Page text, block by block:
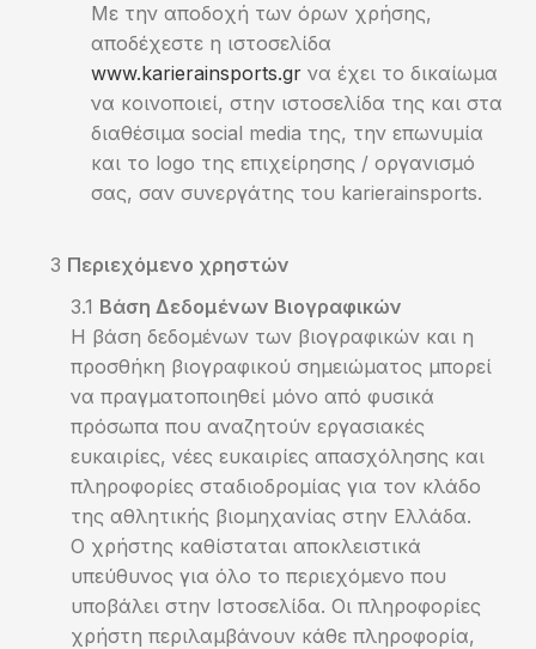
Με την αποδοχή των όρων χρήσης,
αποδέχεστε η ιστοσελίδα
www.karierainsports.gr να έχει το δικαίωμα
να κοινοποιεί, στην ιστοσελίδα της και στα
διαθέσιμα social media της, την επωνυμία
και το logo της επιχείρησης / οργανισμό
σας, σαν συνεργάτης του karierainsports.
Περιεχόμενο χρηστών
Βάση Δεδομένων Βιογραφικών
Η βάση δεδομένων των βιογραφικών και η
προσθήκη βιογραφικού σημειώματος μπορεί
να πραγματοποιηθεί μόνο από φυσικά
πρόσωπα που αναζητούν εργασιακές
ευκαιρίες, νέες ευκαιρίες απασχόλησης και
πληροφορίες σταδιοδρομίας για τον κλάδο
της αθλητικής βιομηχανίας στην Ελλάδα.
Ο χρήστης καθίσταται αποκλειστικά
υπεύθυνος για όλο το περιεχόμενο που
υποβάλει στην Ιστοσελίδα. Οι πληροφορίες
χρήστη περιλαμβάνουν κάθε πληροφορία,